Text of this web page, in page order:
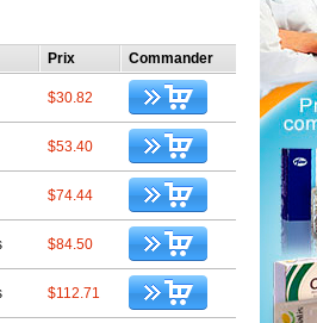
Prix Commander
$30.82
$53.40
$74.44
$84.50
$112.71